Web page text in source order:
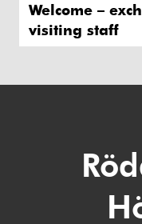
Welcome –
visiting staff